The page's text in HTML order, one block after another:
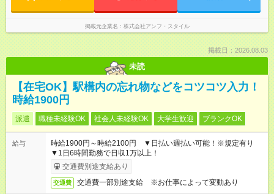
掲載元企業名 株式会社アンフ・スタイル
掲載日：2026.08.03
未読
【在宅OK】駅構内の忘れ物などをコツコツ入力！
時給1900円
派遣 職種未経験OK 社会人未経験OK 大学生歓迎 ブランクOK
給与
時給1900円～時給2100円 ▼日払い週払い可能！※規定有り
▼1日6時間勤務で日収1万以上！
交通費別途支給あり
交通費 交通費一部別途支給 ※お仕事によって変動あり